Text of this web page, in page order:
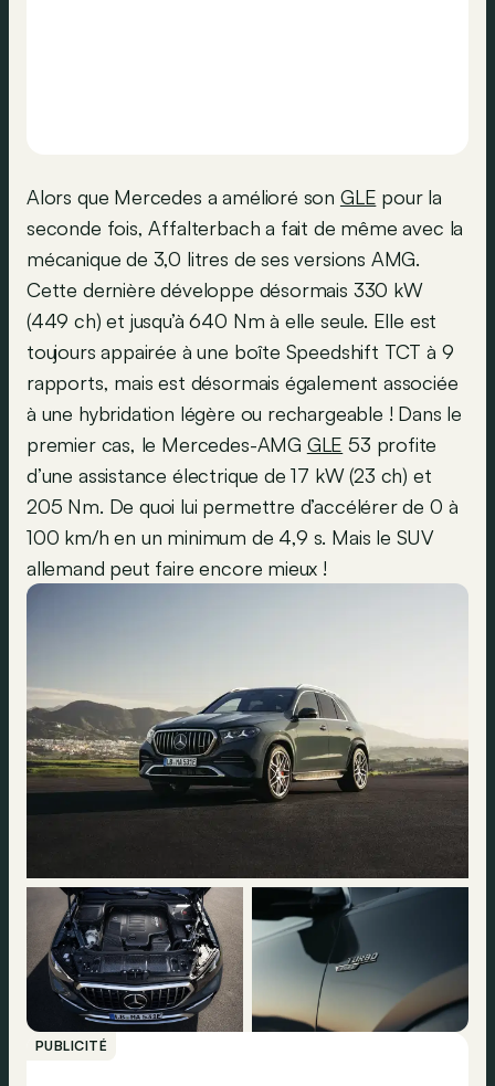
Alors que Mercedes a amélioré son GLE pour la
seconde fois, Affalterbach a fait de même avec la
mécanique de 3,0 litres de ses versions AMG.
Cette dernière développe désormais 330 kW
(449 ch) et jusqu’à 640 Nm à elle seule. Elle est
toujours appairée à une boîte Speedshift TCT à 9
rapports, mais est désormais également associée
à une hybridation légère ou rechargeable ! Dans le
premier cas, le Mercedes-AMG GLE 53 profite
d’une assistance électrique de 17 kW (23 ch) et
205 Nm. De quoi lui permettre d’accélérer de 0 à
100 km/h en un minimum de 4,9 s. Mais le SUV
allemand peut faire encore mieux !
PUBLICITÉ